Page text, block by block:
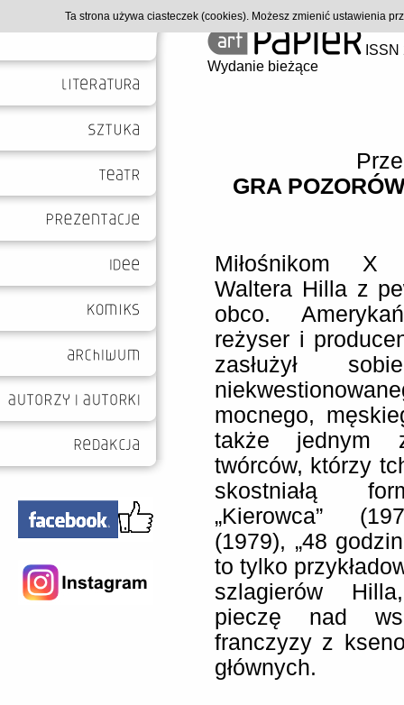
Wydanie bieżące
GRA
Miłośnikom X
Waltera Hilla z
obco.
reżyser i
zasłużył
mocnego,
także jednym
twórców, którzy
skostniałą
„Kierowca”
(1979), „48
to tylko
szlagierów
pieczę nad
franczyzy z
głównych.
Ta strona używa ciasteczek (cookies). Możesz zmienić ustawienia